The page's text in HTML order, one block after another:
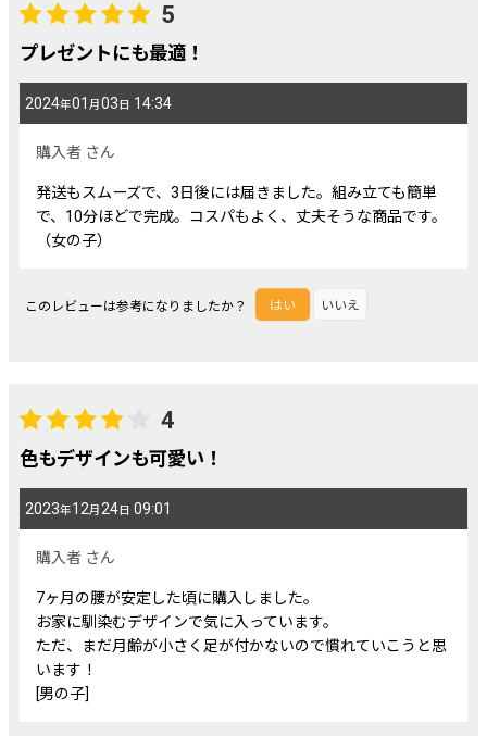
5
プレゼントにも最適！
2024年01 月03日 14:34
購入者 さん
発送もスムーズで、3日後には届きました。組み立ても簡単
で、10分ほどで完成。コスパもよく、丈夫そうな商品です。
（女の子）
このレビューは参考になりましたか？ はい いいえ
4
色もデザインも可愛い！
2023年12月 24日 09:01
購入者 さん
7ヶ月の腰が安定した頃に購入しました。
お家に馴染むデザインで気に入っています。
ただ、まだ月齢が小さく足が付かないので慣れていこうと思
います！
[男の子]